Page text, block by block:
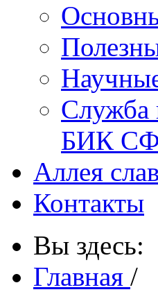
Служба
БИК
Аллея
Контакты
Вы здесь:
Главная /